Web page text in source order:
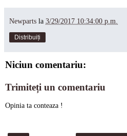
Newparts la 3/29/2017 10:34:00 p.m.
Distribuiți
Niciun comentariu:
Trimiteți un comentariu
Opinia ta conteaza !